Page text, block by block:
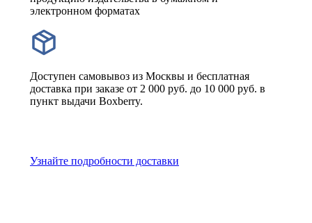
электронном форматах
Доступен самовывоз из Москвы и бесплатная
доставка при заказе от 2 000 руб. до 10 000 руб. в
пункт выдачи Boxberry.
Узнайте подробности доставки